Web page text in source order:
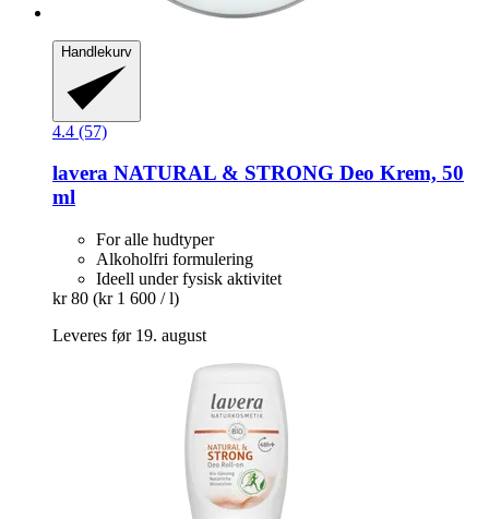
Handlekurv
4.4 (57)
lavera NATURAL & STRONG Deo Krem, 50
ml
For alle hudtyper
Alkoholfri formulering
Ideell under fysisk aktivitet
kr 80 (kr 1 600 / l)
Leveres før 19. august